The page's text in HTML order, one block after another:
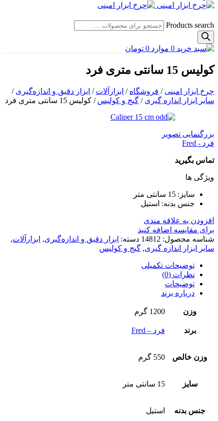
Products search
0 موارد 0 تومان
کولیس 15 سانتی متری فرد
چرخ ابزار امینی / فروشگاه / ابزارآلات / ابزار دقیق و اندازه‌گیری /
سایر ابزار اندازه گیری / گیج و کولیس / کولیس 15 سانتی متری فرد
بزرگنمایی تصویر
فرد - Fred
تماس بگیرید
ویژگی ها
سایز: 15 سانتی متر
جنس بدنه: استیل
افزودن به علاقه مندی
برای مقایسه اضافه کنید
شناسه محصول: 14812 دسته: ابزار دقیق و اندازه‌گیری, ابزارآلات,
سایر ابزار اندازه گیری, گیج و کولیس
توضیحات تکمیلی
نظرات (0)
توضیحات
درباره برند
وزن 1200 گرم
برند فرد – Fred
وزن خالص 550 گرم
سایز 15 سانتی متر
جنس بدنه استیل